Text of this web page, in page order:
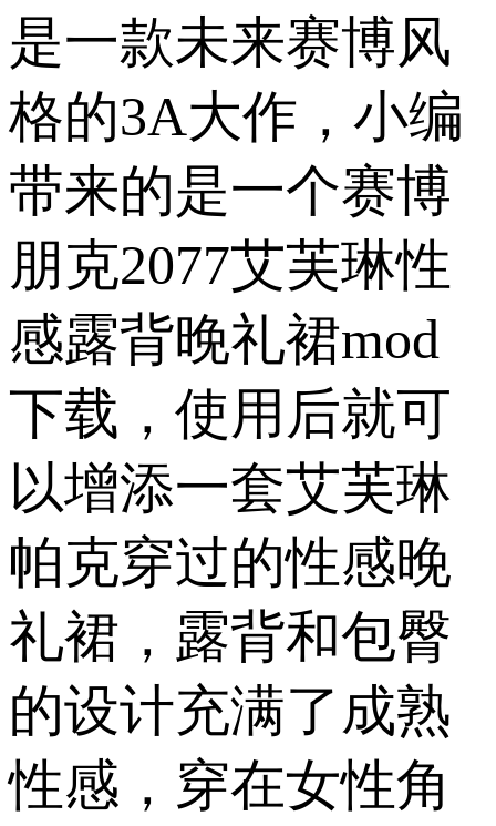
是一款未来赛博风
格的3A大作，小编
带来的是一个赛博
朋克2077艾芙琳性
感露背晚礼裙mod
下载，使用后就可
以增添一套艾芙琳
帕克穿过的性感晚
礼裙，露背和包臀
的设计充满了成熟
性感，穿在女性角